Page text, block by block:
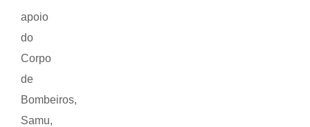
apoio
do
Corpo
de
Bombeiros,
Samu,